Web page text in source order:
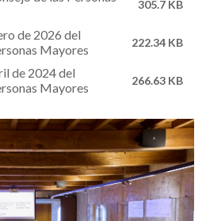
305.7 KB
de 2026 del
Mayores
222.34 KB
de 2024 del
Mayores
266.63 KB